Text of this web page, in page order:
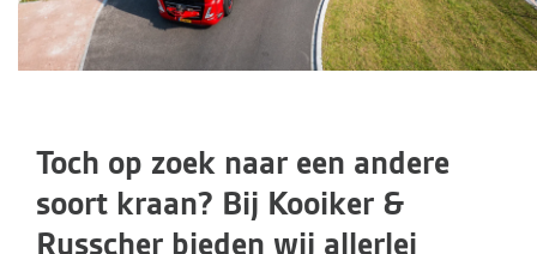
Toch op zoek naar een andere
soort kraan? Bij Kooiker &
Russcher bieden wij allerlei